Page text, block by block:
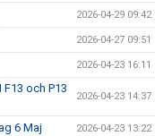
2026-04-29 09:42
2026-04-27 09:51
2026-04-23 16:11
och P13
2026-04-23 14:37
6 Maj 2026-04-23 13:22